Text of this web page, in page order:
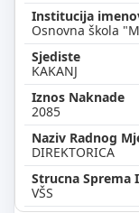
Osnovna škola
KAKANJ
2085
DIREKTORICA
VŠS